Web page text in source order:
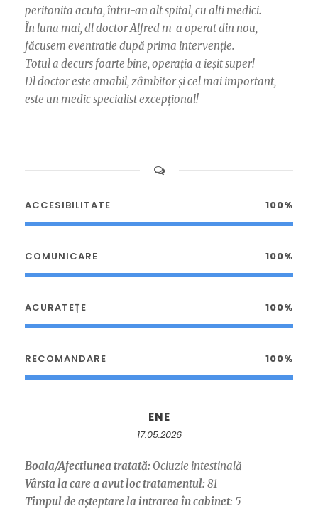
peritonita acuta, întru-an alt spital, cu alti medici.
În luna mai, dl doctor Alfred m-a operat din nou,
făcusem eventratie după prima intervenție.
Totul a decurs foarte bine, operația a ieșit super!
Dl doctor este amabil, zâmbitor și cel mai important,
este un medic specialist excepțional!
ACCESIBILITATE 100%
COMUNICARE 100%
ACURATEȚE 100%
RECOMANDARE 100%
ENE
17.05.2026
Boala/Afectiunea tratată: Ocluzie intestinală
Vârsta la care a avut loc tratamentul: 81
Timpul de așteptare la intrarea în cabinet: 5